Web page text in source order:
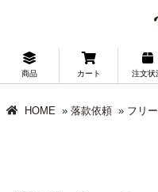
商品 カート 注文状
HOME » 落款依頼 » フリ